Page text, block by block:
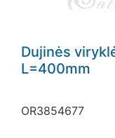
Dujinės
L=400mm
OR3854677